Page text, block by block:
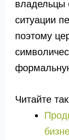
владельцы
ситуации
поэтому
Читайте